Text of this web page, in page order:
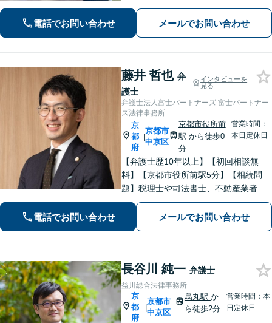
てはお任せください。【子連れ対応
可】【土日夜間対応】
電話でお問い合わせ メールでお問い合わせ
藤井 哲也 弁
護士
インタビューを
見る
弁護士法人富士パートナーズ 富士パートナー
ズ法律事務所
京
都
府
|
京都市
中京区
京都市役所前
駅 から徒歩0
分
営業時間：
本日定休日
【弁護士歴10年以上】【初回相談無
料】【京都市役所前駅5分】【相続問
題】税理士や司法書士、不動産業者な
どとスムーズに連携し、解決へと導き
ます。遺産分割協議・調停・審判など
【債権回収】催促の電話から民事調
電話でお問い合わせ メールでお問い合わせ
長谷川 純一 弁護士
益川総合法律事務所
京
都
府
|
京都市
中京区
烏丸駅 か
ら徒歩2分
営業時間：本
日定休日